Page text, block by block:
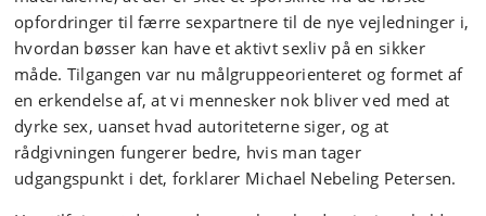
opfordringer til færre sexpartnere til de nye vejledninger i,
hvordan bøsser kan have et aktivt sexliv på en sikker
måde. Tilgangen var nu målgruppeorienteret og formet af
en erkendelse af, at vi mennesker nok bliver ved med at
dyrke sex, uanset hvad autoriteterne siger, og at
rådgivningen fungerer bedre, hvis man tager
udgangspunkt i det, forklarer Michael Nebeling Petersen.